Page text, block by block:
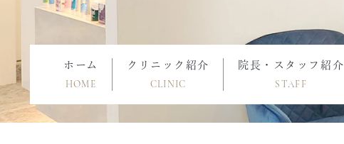
ホーム
HOME
クリニック紹介
CLINIC
院長・スタッフ紹介
STAFF